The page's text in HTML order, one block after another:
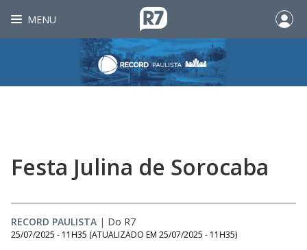
MENU
Festa Julina de Sorocaba
RECORD PAULISTA | Do R7
25/07/2025 - 11H35 (ATUALIZADO EM 25/07/2025 - 11H35)